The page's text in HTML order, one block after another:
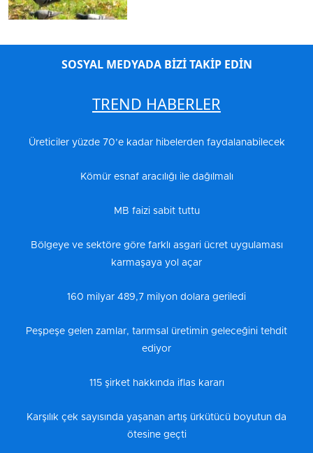
SOSYAL MEDYADA BİZİ TAKİP EDİN
TREND HABERLER
Üreticiler yüzde 70’e kadar hibelerden faydalanabilecek
Kömür esnaf aracılığı ile dağılmalı
MB faizi sabit tuttu
Bölgeye ve sektöre göre farklı asgari ücret uygulaması
karmaşaya yol açar
160 milyar 489,7 milyon dolara geriledi
Peşpeşe gelen zamlar, tarımsal üretimin geleceğini tehdit
ediyor
115 şirket hakkında iflas kararı
Karşılık çek sayısında yaşanan artış ürkütücü boyutun da
ötesine geçti